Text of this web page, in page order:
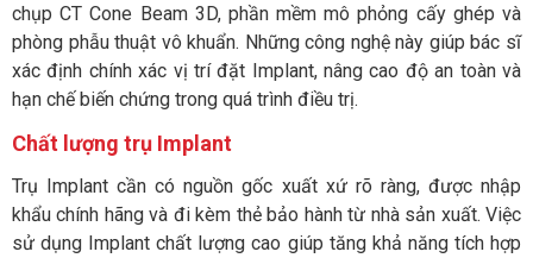
chụp CT Cone Beam 3D, phần mềm mô phỏng cấy ghép và
phòng phẫu thuật vô khuẩn. Những công nghệ này giúp bác sĩ
xác định chính xác vị trí đặt Implant, nâng cao độ an toàn và
hạn chế biến chứng trong quá trình điều trị.
Chất lượng trụ Implant
Trụ Implant cần có nguồn gốc xuất xứ rõ ràng, được nhập
khẩu chính hãng và đi kèm thẻ bảo hành từ nhà sản xuất. Việc
sử dụng Implant chất lượng cao giúp tăng khả năng tích hợp